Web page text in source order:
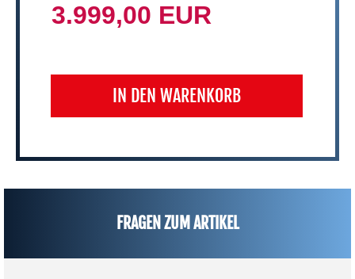
3.999,00 EUR
IN DEN WARENKORB
FRAGEN ZUM ARTIKEL